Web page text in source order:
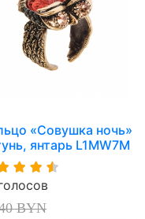
«Совушка ночь»
янтарь L1MW7M
BYN